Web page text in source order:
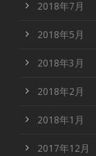
2018年7月
2018年5月
2018年3月
2018年2月
2018年1月
2017年12月